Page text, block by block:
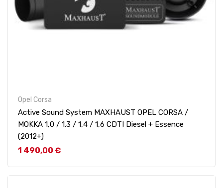
Opel Corsa
Active Sound System MAXHAUST OPEL CORSA /
MOKKA 1,0 / 1.3 / 1,4 / 1,6 CDTI Diesel + Essence
(2012+)
Prix
1 490,00 €